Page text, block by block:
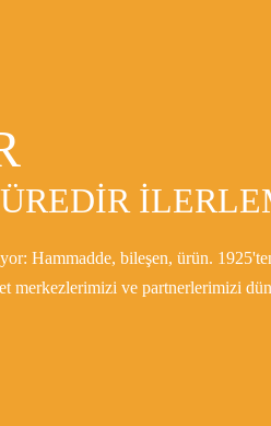
Hammadde, bileşen, ürün.
ve partnerlerimizi